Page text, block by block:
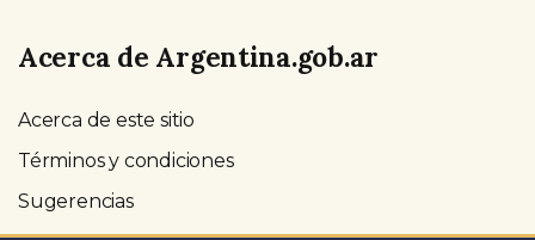
Acerca de Argentina.gob.ar
Acerca de este sitio
Términos y condiciones
Sugerencias